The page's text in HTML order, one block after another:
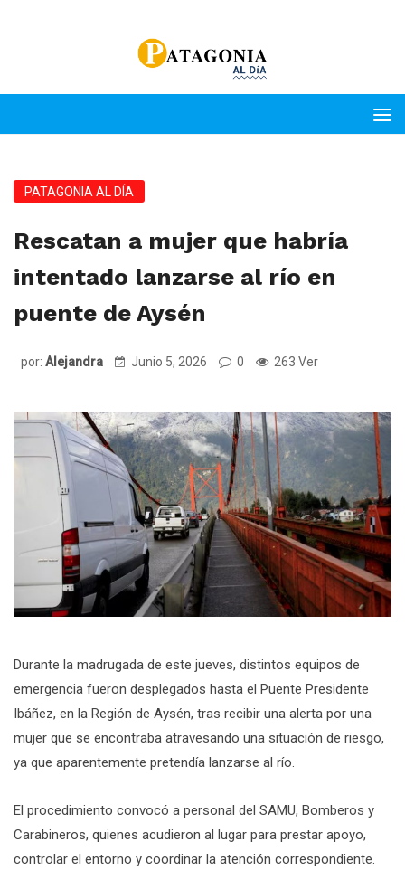
PATAGONIA AL DÍA
Rescatan a mujer que habría
intentado lanzarse al río en
puente de Aysén
por: Alejandra Junio 5, 2026 0 263 Ver
Durante la madrugada de este jueves, distintos equipos de
emergencia fueron desplegados hasta el Puente Presidente
Ibáñez, en la Región de Aysén, tras recibir una alerta por una
mujer que se encontraba atravesando una situación de riesgo,
ya que aparentemente pretendía lanzarse al río.
El procedimiento convocó a personal del SAMU, Bomberos y
Carabineros, quienes acudieron al lugar para prestar apoyo,
controlar el entorno y coordinar la atención correspondiente.